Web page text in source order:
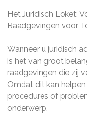
Het Juridisch Loket:
Raadgevingen voor
Wanneer u juridisch
is het van groot
raadgevingen die zij
Omdat dit kan
procedures of
onderwerp.